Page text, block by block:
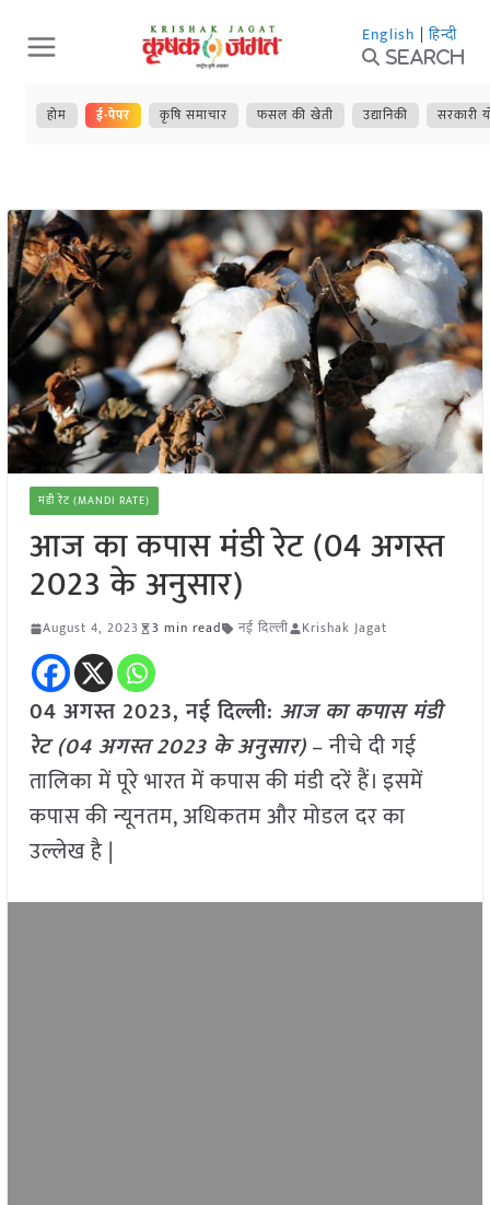
Skip
to
content
English | हिन्दी
Search
होम ई-पेपर कृषि समाचार फसल की खेती उद्यानिकी सरकारी
मंडी रेट (MANDI RATE)
आज का कपास मंडी रेट (04 अगस्त
2023 के अनुसार)
August 4, 2023 3 min read नई दिल्ली Krishak Jagat
04 अगस्त 2023, नई दिल्ली: आज का कपास मंडी
रेट (04 अगस्त2023 के अनुसार)– नीचे दी गई
तालिका में पूरे भारत में कपास की मंडी दरें हैं। इसमें
कपास की न्यूनतम, अधिकतम और मोडल दर का
उल्लेख है |